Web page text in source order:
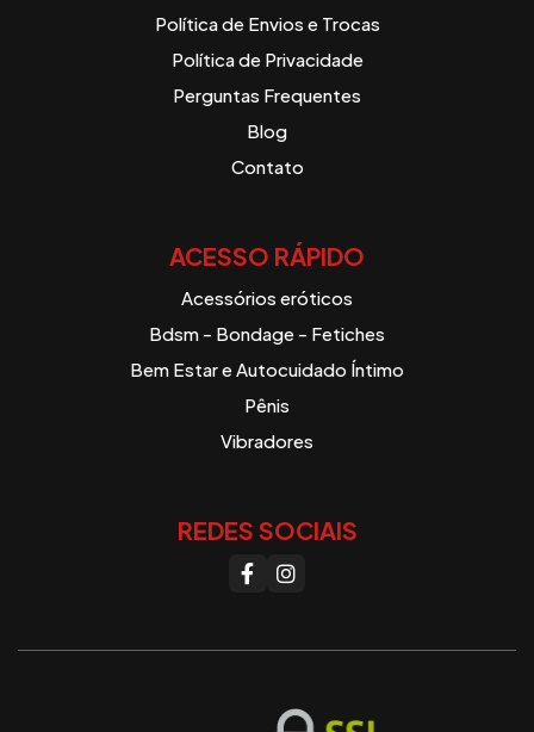
Política de Envios e Trocas
Política de Privacidade
Perguntas Frequentes
Blog
Contato
ACESSO RÁPIDO
Acessórios eróticos
Bdsm - Bondage - Fetiches
Bem Estar e Autocuidado Íntimo
Pênis
Vibradores
REDES SOCIAIS